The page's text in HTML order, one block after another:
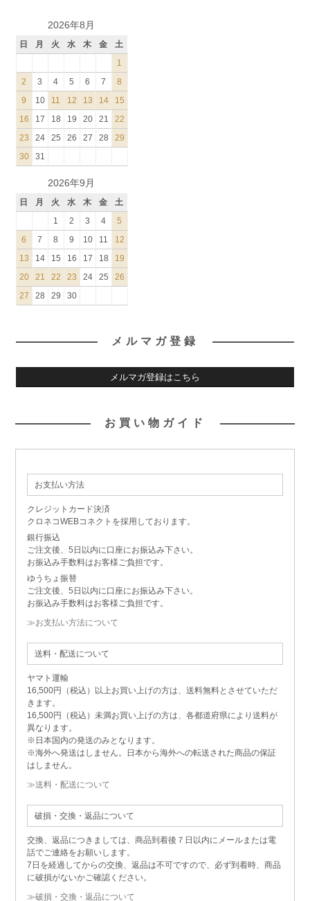
2026年8月
日 月 火 水 木 金
土
1
2
3 4 5 6 7
8
9
10 11 12 13 14
15
16
17 18 19 20 21
22
23
24 25 26 27 28
29
30
31
2026年9月
日 月 火 水 木 金
土
1
2 3 4
5
6
7 8 9 10 11
12
13
14 15 16 17 18
19
20
21 22 23 24 25
26
27
28 29 30
メルマガ登録
メルマガ登録はこちら
お買い物ガイド
お支払い方法
クレジットカード決済
クロネコWEBコネクトを採用しております。
銀行振込
ご注文後、5日以内に口座にお振込み下さい。
お振込み手数料はお客様ご負担です。
ゆうちょ振替
ご注文後、5日以内に口座にお振込み下さい。
お振込み手数料はお客様ご負担です。
≫お支払い方法について
送料・配送について
ヤマト運輸
16,500円（税込）以上お買い上げの方は、送料無料とさせていただ
きます。
16,500円（税込）未満お買い上げの方は、各都道府県により送料が
異なります。
※日本国内の発送のみとなります。
※海外へ発送はしません。日本から海外への転送された商品の保証
はしません。
≫送料・配送について
破損・交換・返品について
交換、返品につきましては、商品到着後７日以内にメールまたは電
話でご連絡をお願いします。
7日を経過してからの交換、返品は不可ですので、必ず到着時、商品
に破損がないかご確認ください。
≫破損・交換・返品について